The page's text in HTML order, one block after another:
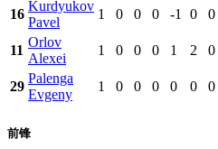
16
Kurdyukov
Pavel
1 0 0 0 -1 0 0
11
Orlov
Alexei
1 0 0 0 1 2 0
29
Palenga
Evgeny
1 0 0 0 0 0 0
前锋